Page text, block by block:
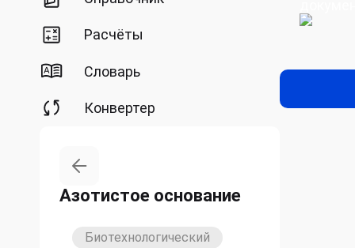
Расчёты
Словарь
Конвертер
Азотистое основание
Биотехнологический